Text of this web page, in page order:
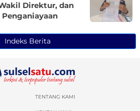
Direktur, dan
Indeks Berita
TENTANG KAMI